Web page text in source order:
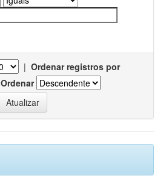
| Ordenar registros por
Ordenar